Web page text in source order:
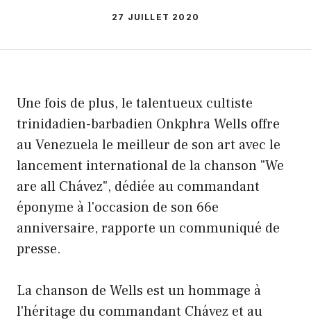
27 JUILLET 2020
Une fois de plus, le talentueux cultiste
trinidadien-barbadien Onkphra Wells offre
au Venezuela le meilleur de son art avec le
lancement international de la chanson "We
are all Chávez", dédiée au commandant
éponyme à l'occasion de son 66e
anniversaire, rapporte un communiqué de
presse.
La chanson de Wells est un hommage à
l'héritage du commandant Chávez et au